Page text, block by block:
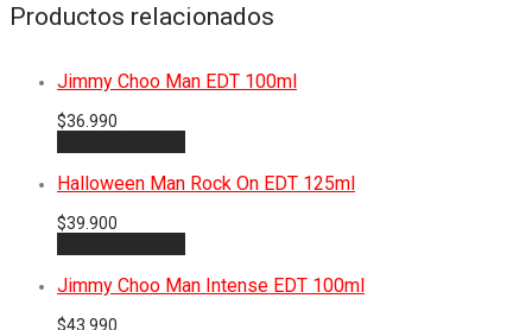
Productos relacionados
Jimmy Choo Man EDT 100ml
$36.990
Halloween Man Rock On EDT 125ml
$39.900
Jimmy Choo Man Intense EDT 100ml
$43.990